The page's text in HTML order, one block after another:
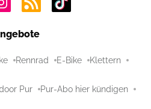
Rennrad E-Bike Klettern
Pur Pur-Abo hier kündigen